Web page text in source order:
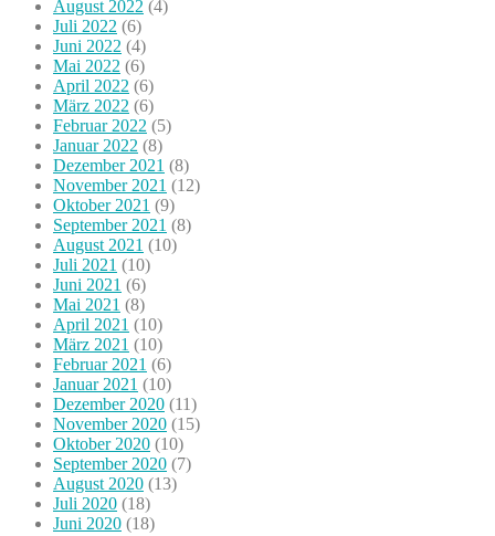
August 2022 (4)
Juli 2022 (6)
Juni 2022 (4)
Mai 2022 (6)
April 2022 (6)
März 2022 (6)
Februar 2022 (5)
Januar 2022 (8)
Dezember 2021 (8)
November 2021 (12)
Oktober 2021 (9)
September 2021 (8)
August 2021 (10)
Juli 2021 (10)
Juni 2021 (6)
Mai 2021 (8)
April 2021 (10)
März 2021 (10)
Februar 2021 (6)
Januar 2021 (10)
Dezember 2020 (11)
November 2020 (15)
Oktober 2020 (10)
September 2020 (7)
August 2020 (13)
Juli 2020 (18)
Juni 2020 (18)